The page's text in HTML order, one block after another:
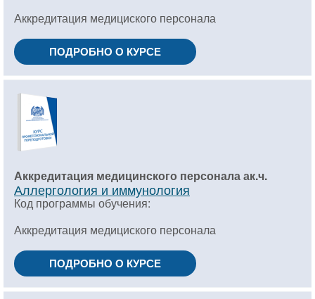
Аккредитация медициского персонала
ПОДРОБНО О КУРСЕ
Аккредитация медицинского персонала ак.ч.
Аллергология и иммунология
Код программы обучения:
Аккредитация медициского персонала
ПОДРОБНО О КУРСЕ